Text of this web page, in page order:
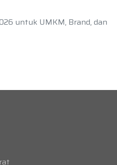
untuk UMKM, Brand, dan